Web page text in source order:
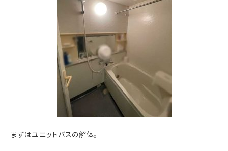
まずはユニットバスの解体。